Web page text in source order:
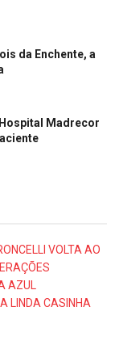
da Enchente, a
Madrecor
VOLTA AO
AZUL
LINDA CASINHA